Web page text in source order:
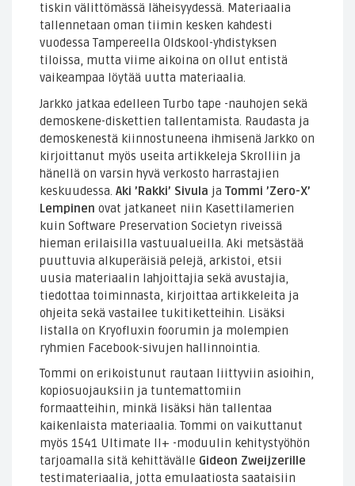
tiskin välittömässä läheisyydessä. Materiaalia
tallennetaan oman tiimin kesken kahdesti
vuodessa Tampereella Oldskool-yhdistyksen
tiloissa, mutta viime aikoina on ollut entistä
vaikeampaa löytää uutta materiaalia.
Jarkko jatkaa edelleen Turbo tape -nauhojen sekä
demoskene-diskettien tallentamista. Raudasta ja
demoskenestä kiinnostuneena ihmisenä Jarkko on
kirjoittanut myös useita artikkeleja Skrolliin ja
hänellä on varsin hyvä verkosto harrastajien
keskuudessa. Aki ’Rakki’ Sivula ja Tommi ’Zero-X’
Lempinen ovat jatkaneet niin Kasettilamerien
kuin Software Preservation Societyn riveissä
hieman erilaisilla vastuualueilla. Aki metsästää
puuttuvia alkuperäisiä pelejä, arkistoi, etsii
uusia materiaalin lahjoittajia sekä avustajia,
tiedottaa toiminnasta, kirjoittaa artikkeleita ja
ohjeita sekä vastailee tukitiketteihin. Lisäksi
listalla on Kryofluxin foorumin ja molempien
ryhmien Facebook-sivujen hallinnointia.
Tommi on erikoistunut rautaan liittyviin asioihin,
kopiosuojauksiin ja tuntemattomiin
formaatteihin, minkä lisäksi hän tallentaa
kaikenlaista materiaalia. Tommi on vaikuttanut
myös 1541 Ultimate II+ -moduulin kehitystyöhön
tarjoamalla sitä kehittävälle Gideon Zweijzerille
testimateriaalia, jotta emulaatiosta saataisiin